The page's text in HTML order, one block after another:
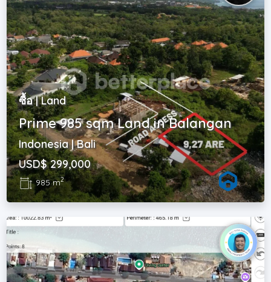
ซื้อ | Land
Prime 985 sqm Land in Balangan
Indonesia | Bali
USD$ 299,000
985 m2